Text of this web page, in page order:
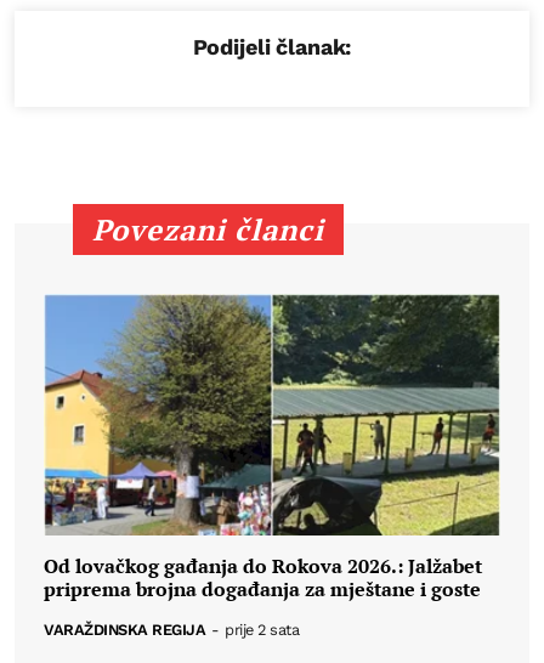
Podijeli članak:
Povezani članci
Od lovačkog gađanja do Rokova 2026.: Jalžabet
priprema brojna događanja za mještane i goste
VARAŽDINSKA REGIJA - prije 2 sata